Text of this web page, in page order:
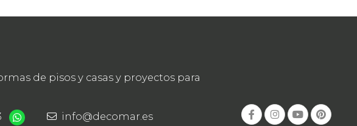
de pisos y casas y proyectos para
info@decomar.es